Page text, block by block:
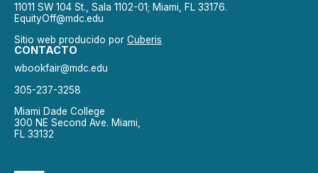
11011 SW 104 St., Sala 1102-01; Miami, FL 33176.
EquityOff@mdc.edu
Sitio web producido por Cuberis
CONTACTO
wbookfair@mdc.edu
305-237-3258
Miami Dade College
300 NE Second Ave. Miami,
FL 33132